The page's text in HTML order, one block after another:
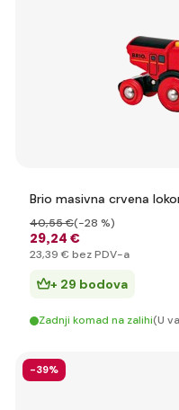
Brio masivna crvena
29,24 €
40,55 €(-28 %)
23,39 € bez PDV-a
+ 29 bodova
Zadnji komad na zalihi(U
-39%